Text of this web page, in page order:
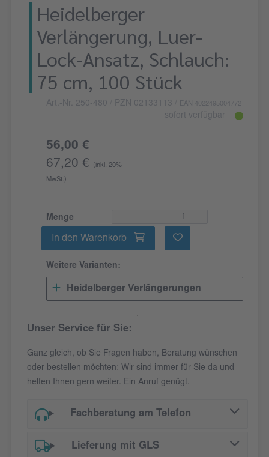
Heidelberger
Verlängerung, Luer-
Lock-Ansatz, Schlauch:
75 cm, 100 Stück
Art.-Nr. 250-480 / PZN 02133113 EAN 4022495004772
sofort verfügbar
56,00 €
67,20 €
(inkl. 20%
MwSt.)
Menge
In den Warenkorb
Weitere Varianten:
Heidelberger Verlängerungen
Unser Service für Sie:
Ganz gleich, ob Sie Fragen haben, Beratung wünschen
oder bestellen möchten: Wir sind immer für Sie da und
helfen Ihnen gern weiter. Ein Anruf genügt.
Fachberatung am Telefon
Lieferung mit GLS